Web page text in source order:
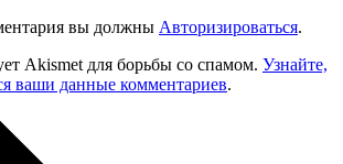
вы должны Авторизироваться.
Akismet для борьбы со спамом. Узнайте,
ваши данные комментариев.